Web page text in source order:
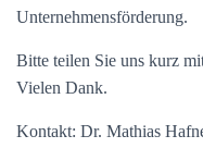
Unternehmensförderung.
Bitte teilen Sie uns kurz
Vielen Dank.
Kontakt: Dr. Mathias